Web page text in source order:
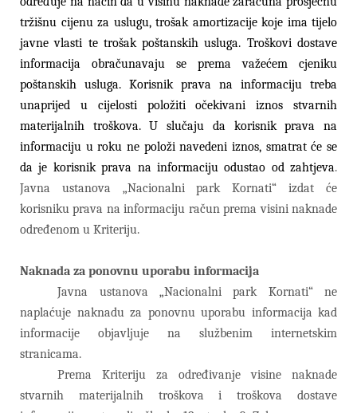
tržišnu cijenu za uslugu, trošak amortizacije koje ima tijelo
javne vlasti te trošak poštanskih usluga. Troškovi dostave
informacija obračunavaju se prema važećem cjeniku
poštanskih usluga. Korisnik prava na informaciju treba
unaprijed u cijelosti položiti očekivani iznos stvarnih
materijalnih troškova. U slučaju da korisnik prava na
informaciju u roku ne položi navedeni iznos, smatrat će se
da je korisnik prava na informaciju odustao od zahtjeva.
Javna ustanova „Nacionalni park Kornati“izdat će
korisniku prava na informaciju račun prema visini naknade
određenom u Kriteriju.
Naknada za ponovnu uporabu informacija
Javna ustanova „Nacionalni park Kornati“ ne
naplaćuje naknadu za ponovnu uporabu informacija kad
informacije objavljuje na službenim internetskim
stranicama.
Prema Kriteriju za određivanje visine naknade
stvarnih materijalnih troškova i troškova dostave